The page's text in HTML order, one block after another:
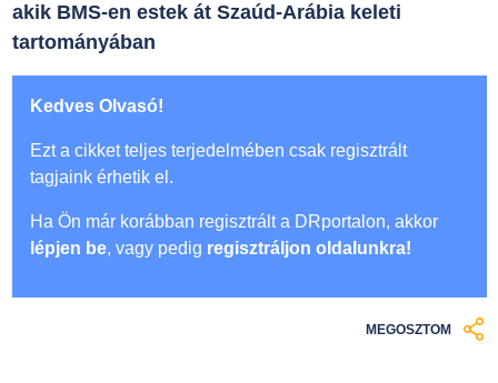
akik BMS-en estek át Szaúd-Arábia keleti
tartományában
Kedves Olvasó!
Ezt a cikket teljes terjedelmében csak regisztrált
tagjaink érhetik el.
Ha Ön már korábban regisztrált a DRportalon, akkor
lépjen be, vagy pedig regisztráljon oldalunkra!
MEGOSZTOM